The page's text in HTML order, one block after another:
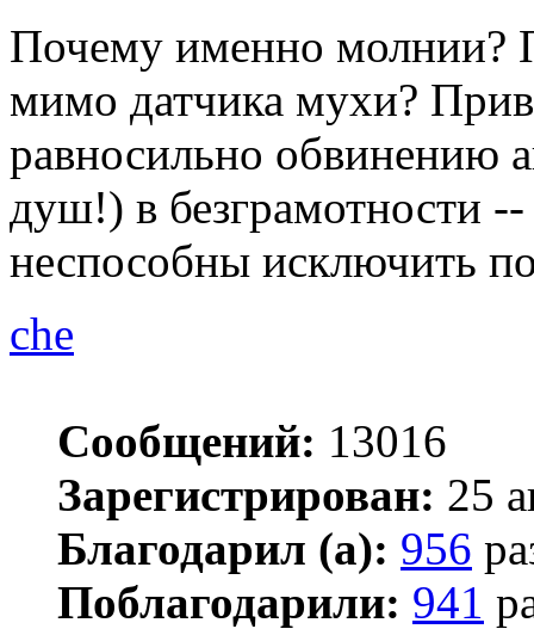
Почему именно молнии?
мимо датчика мухи?
равносильно обвинению
душ!) в безграмотности
неспособны исключить
che
Сообщений: 13016
Зарегистрирован: 25
Благодарил (а): 956
Поблагодарили: 941